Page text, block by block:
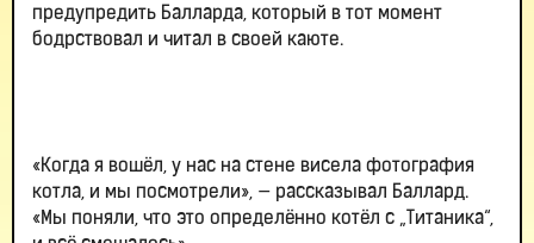
предупредить Балларда, который в тот момент
бодрствовал и читал в своей каюте.
«Когда я вошёл, у нас на стене висела фотография
котла, и мы посмотрели», — рассказывал Баллард.
«Мы поняли, что это определённо котёл с „Титаника“,